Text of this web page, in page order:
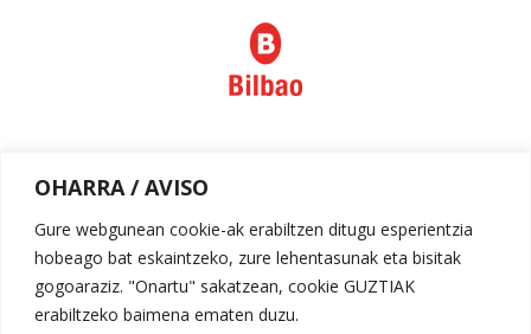
OHARRA / AVISO
Gure webgunean cookie-ak erabiltzen ditugu esperientzia
hobeago bat eskaintzeko, zure lehentasunak eta bisitak
gogoaraziz. "Onartu" sakatzean, cookie GUZTIAK
erabiltzeko baimena ematen duzu.
Política de privacidad